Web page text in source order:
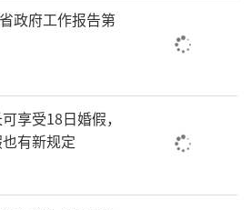
政府工作报告第
享受18日婚假，
有新规定